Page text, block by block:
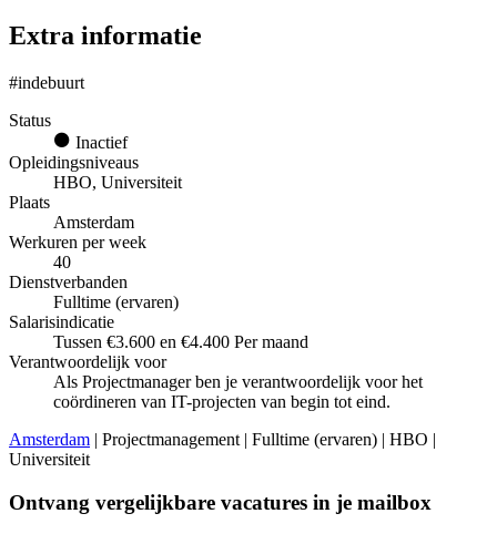
Extra informatie
#indebuurt
Status
Inactief
Opleidingsniveaus
HBO, Universiteit
Plaats
Amsterdam
Werkuren per week
40
Dienstverbanden
Fulltime (ervaren)
Salarisindicatie
Tussen €3.600 en €4.400 Per maand
Verantwoordelijk voor
Als Projectmanager ben je verantwoordelijk voor het
coördineren van IT-projecten van begin tot eind.
Amsterdam | Projectmanagement | Fulltime (ervaren) | HBO |
Universiteit
Ontvang vergelijkbare vacatures in je mailbox